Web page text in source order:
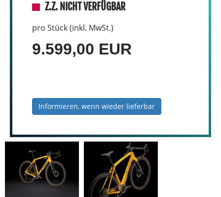
Z.Z. NICHT VERFÜGBAR
pro Stück (inkl. MwSt.)
9.599,00 EUR
Informieren, wenn wieder lieferbar